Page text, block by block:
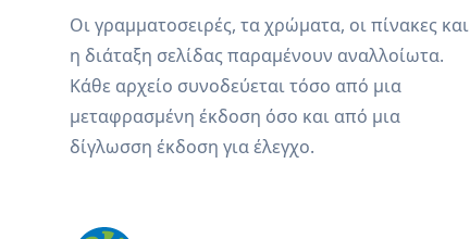
Οι γραμματοσειρές, τα χρώματα, οι πίνακες και
η διάταξη σελίδας παραμένουν αναλλοίωτα.
Κάθε αρχείο συνοδεύεται τόσο από μια
μεταφρασμένη έκδοση όσο και από μια
δίγλωσση έκδοση για έλεγχο.